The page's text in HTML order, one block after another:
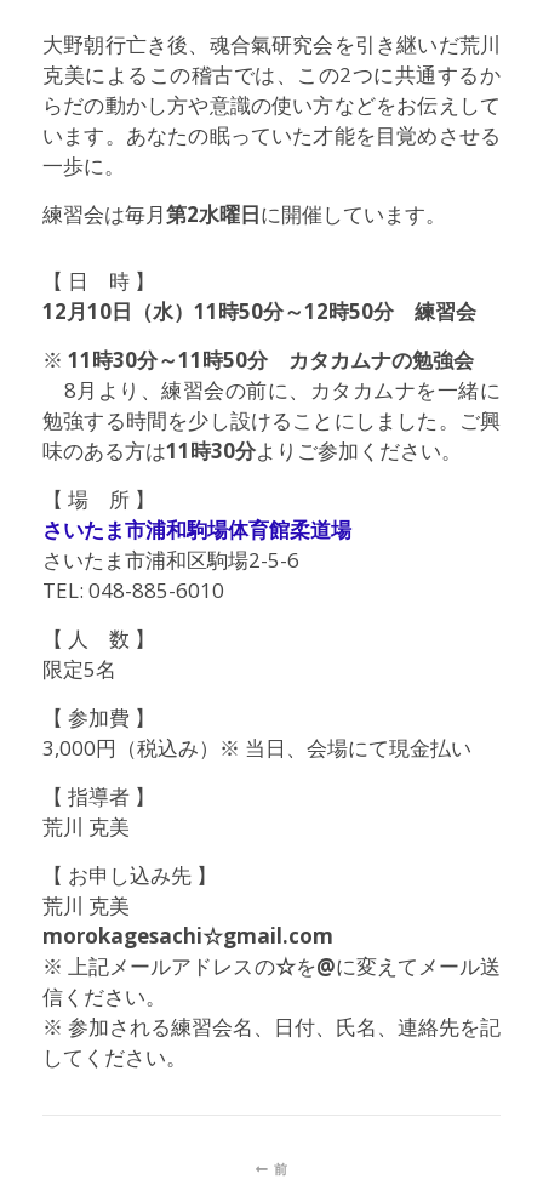
大野朝行亡き後、魂合氣研究会を引き継いだ荒川
克美によるこの稽古では、この2つに共通するか
らだの動かし方や意識の使い方などをお伝えして
います。あなたの眠っていた才能を目覚めさせる
一歩に。
練習会は毎月第2水曜日に開催しています。
【 日 時 】
12月10日（水）11時50分～12時50分
練習会
※ 11時30分～11時50分
カタカムナの勉強会
8月より、練習会の前に、カタカムナを一緒に
勉強する時間を少し設けることにしました。ご興
味のある方は11時30分よりご参加ください。
【 場 所 】
さいたま市浦和駒場体育館柔道場
さいたま市浦和区駒場2-5-6
TEL: 048-885-6010
【 人 数 】
限定5名
【 参加費 】
3,000円（税込み）※ 当日、会場にて現金払い
【 指導者 】
荒川 克美
【 お申し込み先 】
荒川 克美
morokagesachi☆gmail.com
※ 上記メールアドレスの☆を@に変えてメール送
信ください。
※ 参加される練習会名、日付、氏名、連絡先を記
してください。
前